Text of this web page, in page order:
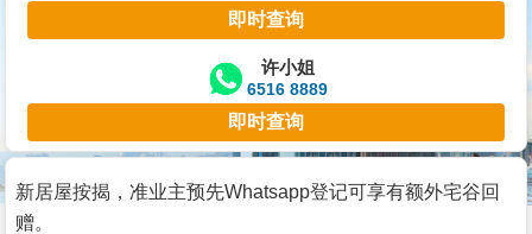
主
宅
谷
按
即时查询
许小姐
6516 8889
即时查询
新居屋按揭，准业主预先Whatsapp登记可享有额外宅谷回
赠。